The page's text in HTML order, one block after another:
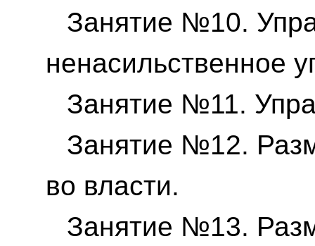
Занятие №10.
ненасильственное
Занятие №11.
Занятие №12.
во власти.
Занятие №13.